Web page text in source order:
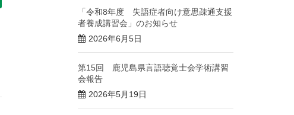
「令和8年度 失語症者向け意思疎通支援
者養成講習会」のお知らせ
2026年6月5日
第15回 鹿児島県言語聴覚士会学術講習
会報告
2026年5月19日